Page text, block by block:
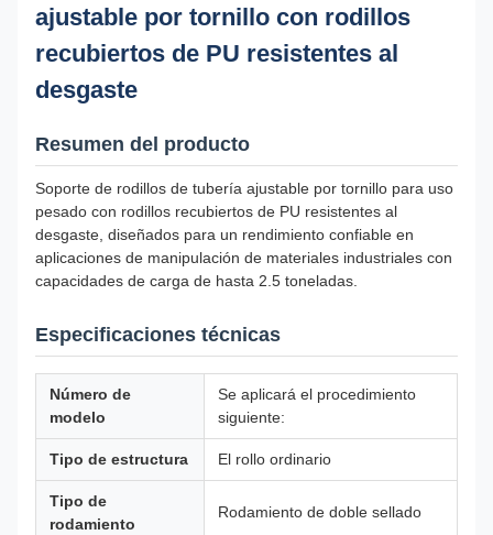
ajustable por tornillo con rodillos
recubiertos de PU resistentes al
desgaste
Resumen del producto
Soporte de rodillos de tubería ajustable por tornillo para uso
pesado con rodillos recubiertos de PU resistentes al
desgaste, diseñados para un rendimiento confiable en
aplicaciones de manipulación de materiales industriales con
capacidades de carga de hasta 2.5 toneladas.
Especificaciones técnicas
Número de
modelo
Se aplicará el procedimiento
siguiente:
Tipo de estructura El rollo ordinario
Tipo de
rodamiento
Rodamiento de doble sellado